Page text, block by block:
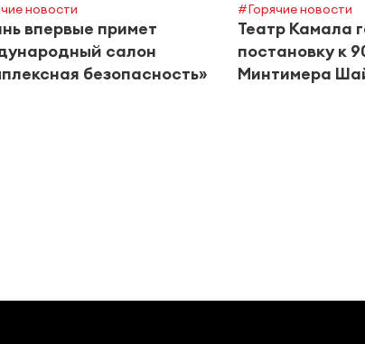
новости
впервые примет
салон
безопасность»
#Горячие новости
Театр Камала
постановку к
Минтимера